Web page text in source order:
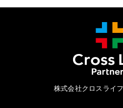
株式会社クロスライ